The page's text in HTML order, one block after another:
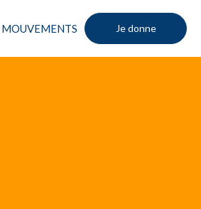
MOUVEMENTS Je donne